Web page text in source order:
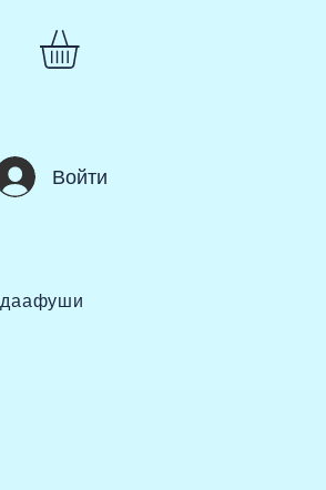
Войти